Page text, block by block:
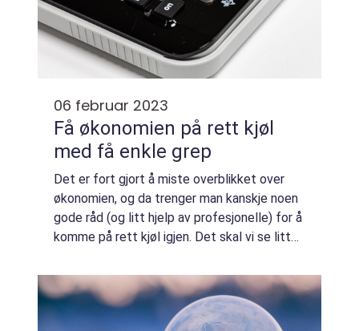
06 februar 2023
Få økonomien på rett kjøl
med få enkle grep
Det er fort gjort å miste overblikket over
økonomien, og da trenger man kanskje noen
gode råd (og litt hjelp av profesjonelle) for å
komme på rett kjøl igjen. Det skal vi se litt